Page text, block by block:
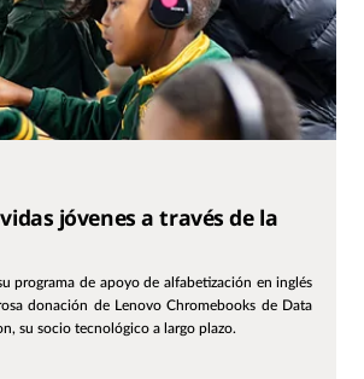
jóvenes a través de la
programa de apoyo de alfabetización en inglés
donación de Lenovo Chromebooks de Data
su socio tecnológico a largo plazo.